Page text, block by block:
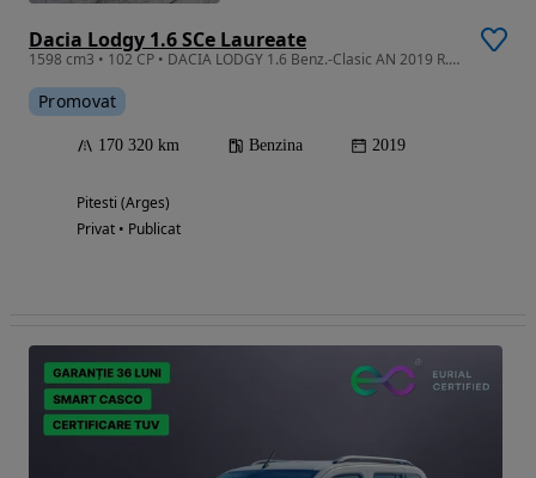
Dacia Lodgy 1.6 SCe Laureate
1598 cm3 • 102 CP • DACIA LODGY 1.6 Benz.-Clasic AN 2019 R.A.R efectuat 170.000 km A,C.
Promovat
170 320 km Benzina 2019
Pitesti (Arges)
Privat • Publicat